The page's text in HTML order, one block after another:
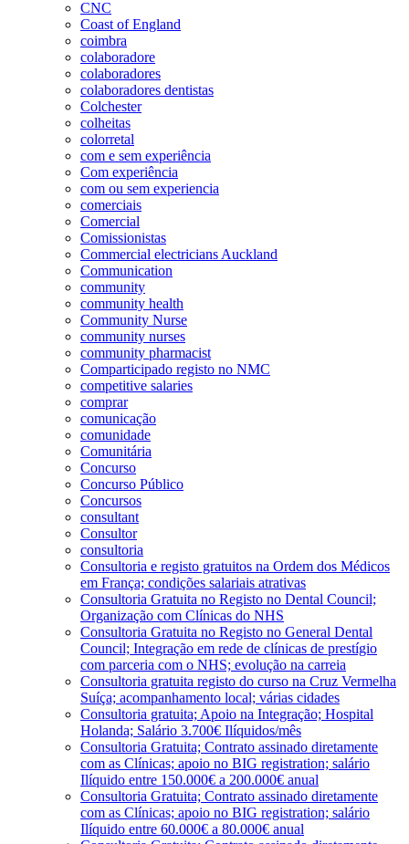
CNC
Coast of England
coimbra
colaboradore
colaboradores
colaboradores dentistas
Colchester
colheitas
colorretal
com e sem experiência
Com experiência
com ou sem experiencia
comerciais
Comercial
Comissionistas
Commercial electricians Auckland
Communication
community
community health
Community Nurse
community nurses
community pharmacist
Comparticipado registo no NMC
competitive salaries
comprar
comunicação
comunidade
Comunitária
Concurso
Concurso Público
Concursos
consultant
Consultor
consultoria
Consultoria e registo gratuitos na Ordem dos Médicos
em França; condições salariais atrativas
Consultoria Gratuita no Registo no Dental Council;
Organização com Clínicas do NHS
Consultoria Gratuita no Registo no General Dental
Council; Integração em rede de clínicas de prestígio
com parceria com o NHS; evolução na carreia
Consultoria gratuita registo do curso na Cruz Vermelha
Suíça; acompanhamento local; várias cidades
Consultoria gratuita; Apoio na Integração; Hospital
Holanda; Salário 3.700€ Ilíquidos/mês
Consultoria Gratuita; Contrato assinado diretamente
com as Clínicas; apoio no BIG registration; salário
Ilíquido entre 150.000€ a 200.000€ anual
Consultoria Gratuita; Contrato assinado diretamente
com as Clínicas; apoio no BIG registration; salário
Ilíquido entre 60.000€ a 80.000€ anual